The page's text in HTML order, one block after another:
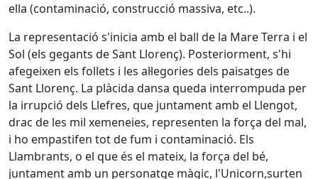
ella (contaminació, construcció massiva, etc..).
La representació s'inicia amb el ball de la Mare Terra i el
Sol (els gegants de Sant Llorenç). Posteriorment, s'hi
afegeixen els follets i les al·legories dels paisatges de
Sant Llorenç. La plàcida dansa queda interrompuda per
la irrupció dels Llefres, que juntament amb el Llengot,
drac de les mil xemeneies, representen la força del mal,
i ho empastifen tot de fum i contaminació. Els
Llambrants, o el que és el mateix, la força del bé,
juntament amb un personatge màgic, l'Unicorn,surten